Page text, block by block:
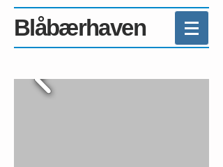
Blåbærhaven